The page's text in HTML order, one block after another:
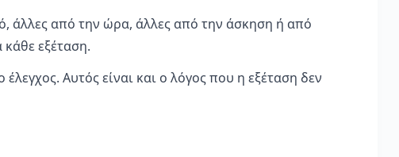
άλλες από την ώρα, άλλες από την άσκηση ή από
εξέταση.
Αυτός είναι και ο λόγος που η εξέταση δεν